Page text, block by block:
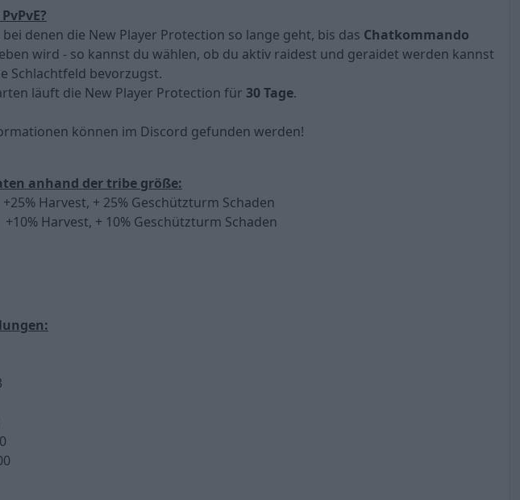
denen die New Player Protection so lange geht, bis das Chatkommando
wird - so kannst du wählen, ob du aktiv raidest und geraidet werden kannst
Schlachtfeld bevorzugst.
läuft die New Player Protection für 30 Tage.
können im Discord gefunden werden!
anhand der tribe größe:
Harvest, + 25% Geschützturm Schaden
Harvest, + 10% Geschützturm Schaden